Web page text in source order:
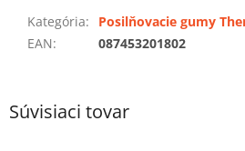
Súvisiaci tovar
Kategória:
Posilňovacie gumy
EAN: 087453201802